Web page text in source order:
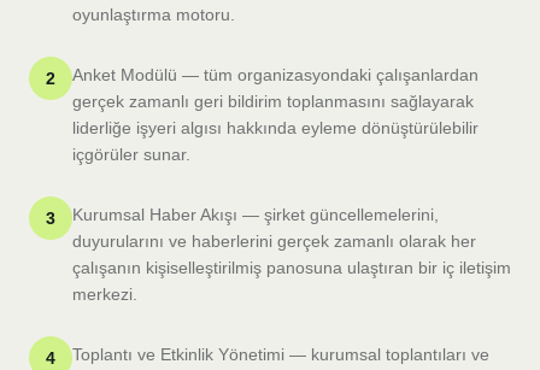
oyunlaştırma motoru.
2
Anket Modülü — tüm organizasyondaki çalışanlardan
gerçek zamanlı geri bildirim toplanmasını sağlayarak
liderliğe işyeri algısı hakkında eyleme dönüştürülebilir
içgörüler sunar.
3
Kurumsal Haber Akışı — şirket güncellemelerini,
duyurularını ve haberlerini gerçek zamanlı olarak her
çalışanın kişiselleştirilmiş panosuna ulaştıran bir iç iletişim
merkezi.
4
Toplantı ve Etkinlik Yönetimi — kurumsal toplantıları ve